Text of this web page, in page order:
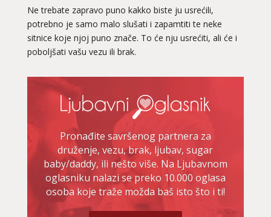
Ne trebate zapravo puno kakko biste ju usrećili,
potrebno je samo malo slušati i zapamtiti te neke
sitnice koje njoj puno znače. To će nju usrećiti, ali će i
poboljšati vašu vezu ili brak.
Pronađite savršenog partnera za
druženje, vezu, brak, ljubav, sugar
baby/daddy, ili nešto više. Na Ljubavnom
oglasniku nalazi se preko 10.000 oglasa
osoba koje traže možda baš isto što i ti!